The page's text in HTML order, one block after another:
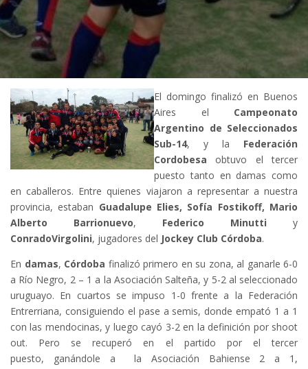
El domingo finalizó en Buenos
Aires el Campeonato
Argentino de Seleccionados
Sub-14, y la Federación
Cordobesa obtuvo el tercer
puesto tanto en damas como
en caballeros. Entre quienes viajaron a representar a nuestra
provincia, estaban Guadalupe Elies, Sofía Fostikoff, Mario
Alberto Barrionuevo, Federico Minutti y
ConradoVirgolini, jugadores del Jockey Club Córdoba.
En damas, Córdoba finalizó primero en su zona, al ganarle 6-0
a Río Negro, 2 – 1 a la Asociación Salteña, y 5-2 al seleccionado
uruguayo. En cuartos se impuso 1-0 frente a la Federación
Entrerriana, consiguiendo el pase a semis, donde empató 1 a 1
con las mendocinas, y luego cayó 3-2 en la definición por shoot
out. Pero se recuperó en el partido por el tercer
puesto, ganándole a la Asociación Bahiense 2 a 1,